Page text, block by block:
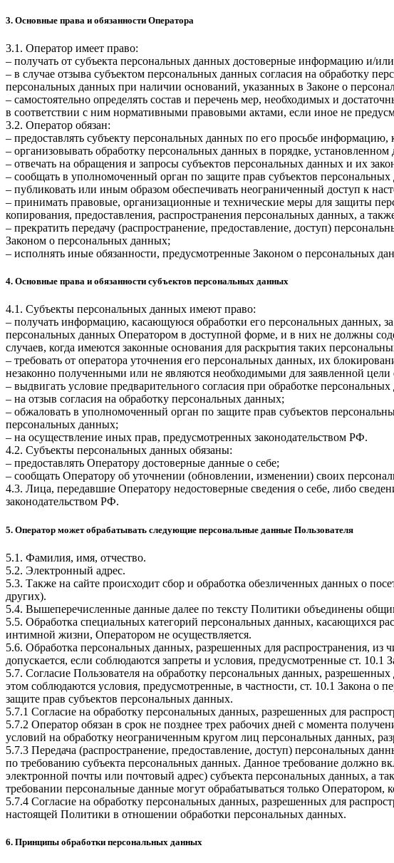
3. Основные права и обязанности Оператора
3.1. Оператор имеет право:
– получать от субъекта персональных данных достоверные информацию и/
– в случае отзыва субъектом персональных данных согласия на обработку
персональных данных при наличии оснований, указанных в Законе о
– самостоятельно определять состав и перечень мер, необходимых и
в соответствии с ним нормативными правовыми актами, если иное не
3.2. Оператор обязан:
– предоставлять субъекту персональных данных по его просьбе
– организовывать обработку персональных данных в порядке,
– отвечать на обращения и запросы субъектов персональных данных и их
– сообщать в уполномоченный орган по защите прав субъектов
– публиковать или иным образом обеспечивать неограниченный доступ к
– принимать правовые, организационные и технические меры для защиты
копирования, предоставления, распространения персональных данных, а
– прекратить передачу (распространение, предоставление, доступ)
Законом о персональных данных;
– исполнять иные обязанности, предусмотренные Законом о персональных
4. Основные права и обязанности субъектов персональных данных
4.1. Субъекты персональных данных имеют право:
– получать информацию, касающуюся обработки его персональных данных,
персональных данных Оператором в доступной форме, и в них не должны
случаев, когда имеются законные основания для раскрытия таких
– требовать от оператора уточнения его персональных данных, их
незаконно полученными или не являются необходимыми для заявленной
– выдвигать условие предварительного согласия при обработке
– на отзыв согласия на обработку персональных данных;
– обжаловать в уполномоченный орган по защите прав субъектов
персональных данных;
– на осуществление иных прав, предусмотренных законодательством РФ.
4.2. Субъекты персональных данных обязаны:
– предоставлять Оператору достоверные данные о себе;
– сообщать Оператору об уточнении (обновлении, изменении) своих
4.3. Лица, передавшие Оператору недостоверные сведения о себе, либо
законодательством РФ.
5. Оператор может обрабатывать следующие персональные данные Пользователя
5.1. Фамилия, имя, отчество.
5.2. Электронный адрес.
5.3. Также на сайте происходит сбор и обработка обезличенных данных о
других).
5.4. Вышеперечисленные данные далее по тексту Политики объединены
5.5. Обработка специальных категорий персональных данных, касающихся
интимной жизни, Оператором не осуществляется.
5.6. Обработка персональных данных, разрешенных для распространения,
допускается, если соблюдаются запреты и условия, предусмотренные ст. 10.1
5.7. Согласие Пользователя на обработку персональных данных,
этом соблюдаются условия, предусмотренные, в частности, ст. 10.1 Закона
защите прав субъектов персональных данных.
5.7.1 Согласие на обработку персональных данных, разрешенных для
5.7.2 Оператор обязан в срок не позднее трех рабочих дней с момента
условий на обработку неограниченным кругом лиц персональных данных,
5.7.3 Передача (распространение, предоставление, доступ) персональных
по требованию субъекта персональных данных. Данное требование должно
электронной почты или почтовый адрес) субъекта персональных данных, а
требовании персональные данные могут обрабатываться только Оператором,
5.7.4 Согласие на обработку персональных данных, разрешенных для
настоящей Политики в отношении обработки персональных данных.
6. Принципы обработки персональных данных